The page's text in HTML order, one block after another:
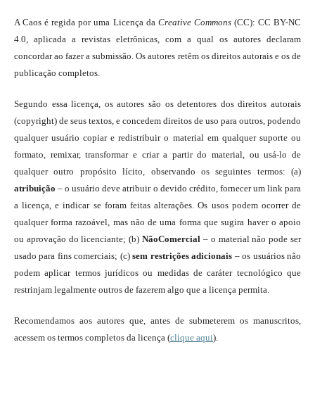
A Caos é regida por uma Licença da Creative Commons(CC): CC BY-NC
4.0, aplicada a revistas eletrônicas, com a qual os autores declaram
concordar ao fazer a submissão. Os autores retêm os direitos autorais e os de
publicação completos.
Segundo essa licença, os autores são os detentores dos direitos autorais
(copyright) de seus textos, e concedem direitos de uso para outros, podendo
qualquer usuário copiar e redistribuir o material em qualquer suporte ou
formato, remixar, transformar e criar a partir do material, ou usá-lo de
qualquer outro propósito lícito, observando os seguintes termos: (a)
atribuição – o usuário deve atribuir o devido crédito, fornecer um link para
a licença, e indicar se foram feitas alterações. Os usos podem ocorrer de
qualquer forma razoável, mas não de uma forma que sugira haver o apoio
ou aprovação do licenciante; (b)NãoComercial – o material não pode ser
usado para fins comerciais; (c)sem restrições adicionais – os usuários não
podem aplicar termos jurídicos ou medidas de caráter tecnológico que
restrinjam legalmente outros de fazerem algo que a licença permita.
Recomendamos aos autores que, antes de submeterem os manuscritos,
acessem os termos completos da licença (clique aqui).